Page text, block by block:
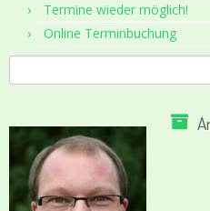
Termine wieder möglich!
Online Terminbuchung
Suche
nach: